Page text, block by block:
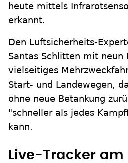
heute mittels
erkannt.
Den Luftsicherheits-
Santas Schlitten mit neun
vielseitiges
Start- und Landewegen,
ohne neue Betankung
"schneller als jedes
kann.
Live-Tracker am